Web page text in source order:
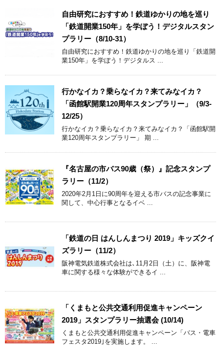
自由研究におすすめ！鉄道ゆかりの地を巡り
「鉄道開業150年」を学ぼう！デジタルスタン
プラリー（8/10-31）
自由研究におすすめ！鉄道ゆかりの地を巡り「鉄道開
業150年」を学ぼう！デジタルス ...
行かなイカ？乗らなイカ？来てみなイカ？
「函館駅開業120周年スタンプラリー」（9/3-
12/25）
行かなイカ？乗らなイカ？来てみなイカ？「函館駅開
業120周年スタンプラリー」 期 ...
『名古屋の市バス90歳（祭）』記念スタンプ
ラリー（11/2）
2020年2月1日に90周年を迎える市バスの記念事業に
関して、中心行事となるイベ ...
「鉄道の日 はんしんまつり 2019」キッズクイ
ズラリー（11/2）
阪神電気鉄道株式会社は､11月2日（土）に、阪神電
車に関する様々な体験ができるイ ...
「くまもと公共交通利用促進キャンペーン
2019」スタンプラリー抽選会 (10/14)
くまもと公共交通利用促進キャンペーン「バス・電車
フェスタ2019｣を実施します。 ...